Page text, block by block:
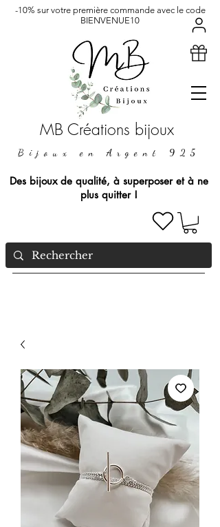
MB Créations bijoux
Bijoux en Argent 925
Des bijoux de qualité, à superposer et à ne
plus quitter !
-10% sur votre première commande avec le code
BIENVENUE10